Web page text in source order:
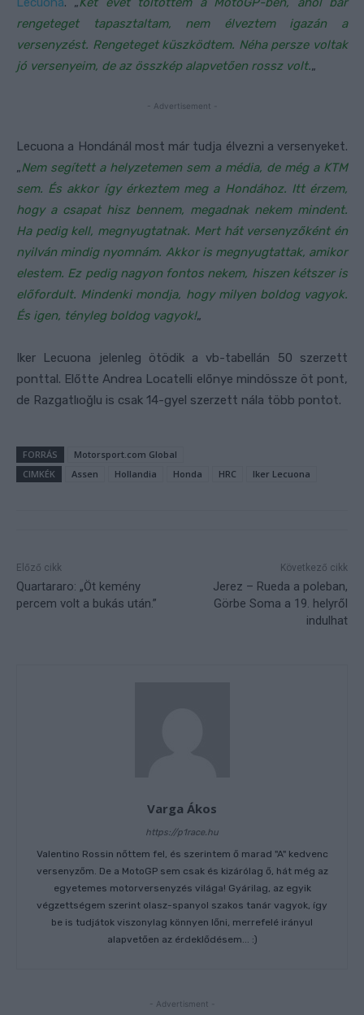
rengeteget tapasztaltam, nem élveztem igazán a
versenyzést. Rengeteget küszködtem. Néha persze voltak
jó versenyeim, de az összkép alapvetően rossz volt.„
- Advertisement -
Lecuona a Hondánál most már tudja élvezni a versenyeket.
„Nem segített a helyzetemen sem a média, de még a KTM
sem. És akkor így érkeztem meg a Hondához. Itt érzem,
hogy a csapat hisz bennem, megadnak nekem mindent.
Ha pedig kell, megnyugtatnak. Mert hát versenyzőként én
nyilván mindig nyomnám. Akkor is megnyugtattak, amikor
elestem. Ez pedig nagyon fontos nekem, hiszen kétszer is
előfordult. Mindenki mondja, hogy milyen boldog vagyok.
És igen, tényleg boldog vagyok!„
Iker Lecuona jelenleg ötödik a vb-tabellán 50 szerzett
ponttal. Előtte Andrea Locatelli előnye mindössze öt pont,
de Razgatlıoğlu is csak 14-gyel szerzett nála több pontot.
FORRÁS
Motorsport.com Global
CIMKÉK
Assen Hollandia Honda HRC Iker Lecuona
Előző cikk
Quartararo: „Öt kemény
percem volt a bukás után.”
Következő cikk
Jerez – Rueda a poleban,
Görbe Soma a 19. helyről
indulhat
Varga Ákos
https://p1race.hu
Valentino Rossin nőttem fel, és szerintem ő marad "A" kedvenc
versenyzőm. De a MotoGP sem csak és kizárólag ő, hát még az
egyetemes motorversenyzés világa! Gyárilag, az egyik
végzettségem szerint olasz-spanyol szakos tanár vagyok, így
be is tudjátok viszonylag könnyen lőni, merrefelé irányul
alapvetően az érdeklődésem... :)
- Advertisment -